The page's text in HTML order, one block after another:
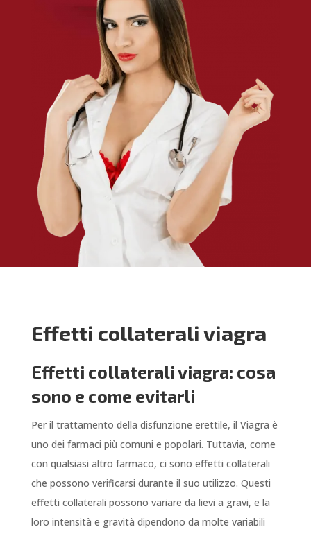
Effetti collaterali viagra
Effetti collaterali viagra: cosa
sono e come evitarli
Per il trattamento della disfunzione erettile, il Viagra è
uno dei farmaci più comuni e popolari. Tuttavia, come
con qualsiasi altro farmaco, ci sono effetti collaterali
che possono verificarsi durante il suo utilizzo. Questi
effetti collaterali possono variare da lievi a gravi, e la
loro intensità e gravità dipendono da molte variabili